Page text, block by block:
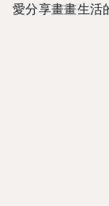
愛分享畫畫生活